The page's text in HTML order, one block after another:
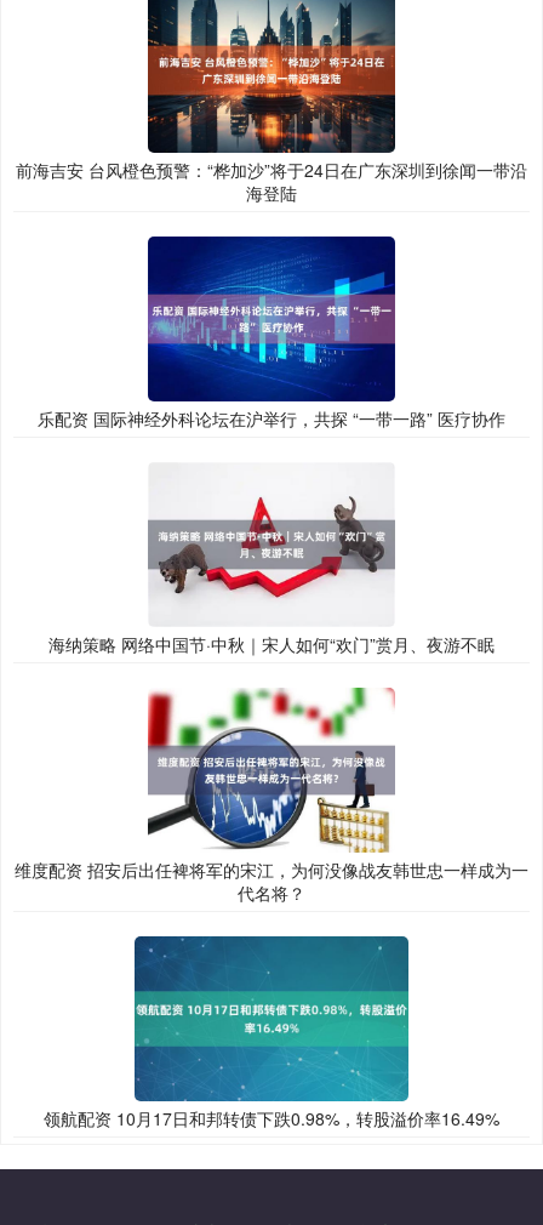
前海吉安 台风橙色预警：“桦加沙”将于24日在广东深圳到徐闻一带沿
海登陆
乐配资 国际神经外科论坛在沪举行，共探 “一带一路” 医疗协作
海纳策略 网络中国节·中秋｜宋人如何“欢门”赏月、夜游不眠
维度配资 招安后出任裨将军的宋江，为何没像战友韩世忠一样成为一
代名将？
领航配资 10月17日和邦转债下跌0.98%，转股溢价率16.49%